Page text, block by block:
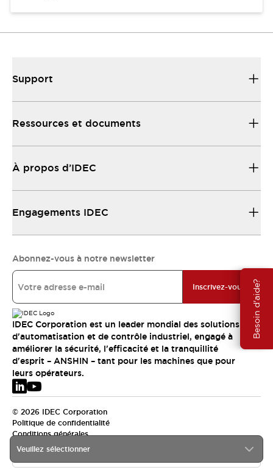
Besoin d'aide?
Veuillez sélectionner
Support
Ressources et documents
À propos d’IDEC
Engagements IDEC
Abonnez-vous à notre newsletter
Inscrivez-vous
IDEC Corporation est un leader mondial des solutions
d'automatisation et de contrôle industriel, engagé à
améliorer la sécurité, l'efficacité et la tranquillité
d'esprit – ANSHIN – tant pour les machines que pour
leurs opérateurs.
© 2026 IDEC Corporation
Politique de confidentialité
Conditions générales
EMEA